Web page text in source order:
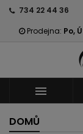
734 22 44 36
Prodejna: Po,

DOMŮ